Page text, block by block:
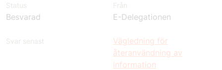
Status
Besvarad
Från
E-Delegationen
Svar senast
Vägledning för
återanvändning av
information